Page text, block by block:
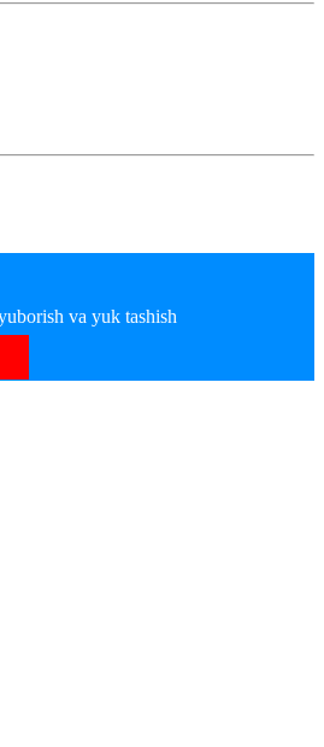
va yuk tashish